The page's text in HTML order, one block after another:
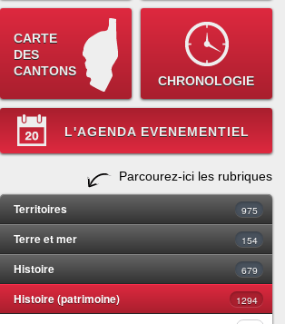
CARTE
DES
CANTONS
CHRONOLOGIE
L'AGENDA EVENEMENTIEL
Parcourez-ici les rubriques
Territoires 975
Terre et mer 154
Histoire 679
Histoire (patrimoine) 1294